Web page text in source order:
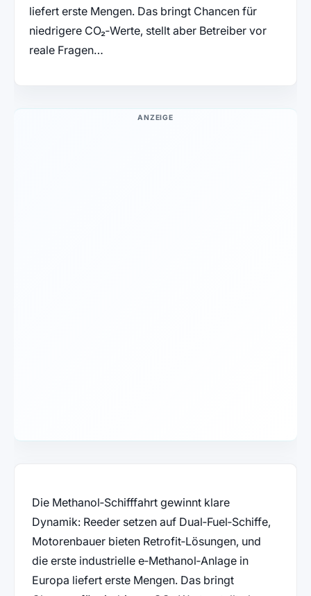
liefert erste Mengen. Das bringt Chancen für
niedrigere CO₂‑Werte, stellt aber Betreiber vor
reale Fragen…
ANZEIGE
Die Methanol‑Schifffahrt gewinnt klare
Dynamik: Reeder setzen auf Dual‑Fuel‑Schiffe,
Motorenbauer bieten Retrofit‑Lösungen, und
die erste industrielle e‑Methanol‑Anlage in
Europa liefert erste Mengen. Das bringt